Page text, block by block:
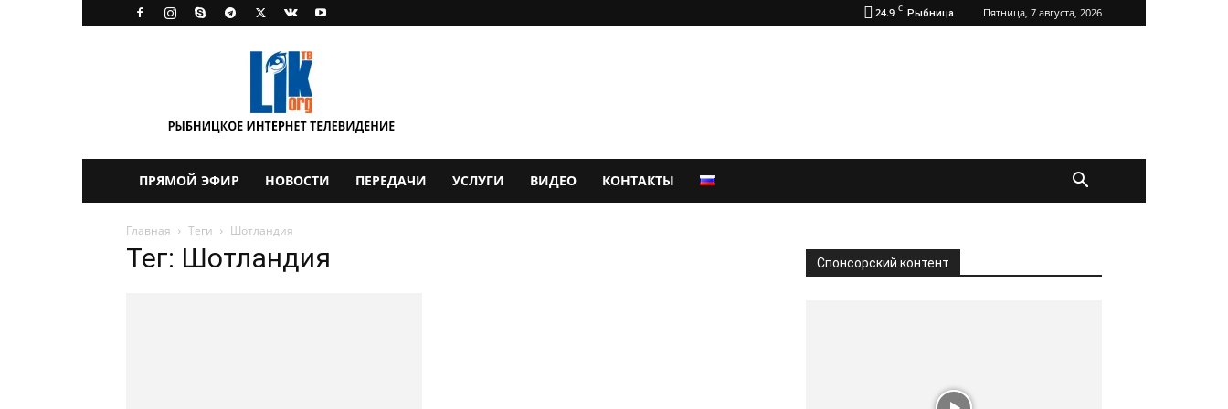
24.9 C Рыбница Пятница, 7 августа, 2026
ПРЯМОЙ ЭФИР НОВОСТИ ПЕРЕДАЧИ УСЛУГИ ВИДЕО КОНТАКТЫ
Главная Теги Шотландия
Тег: Шотландия Спонсорский контент